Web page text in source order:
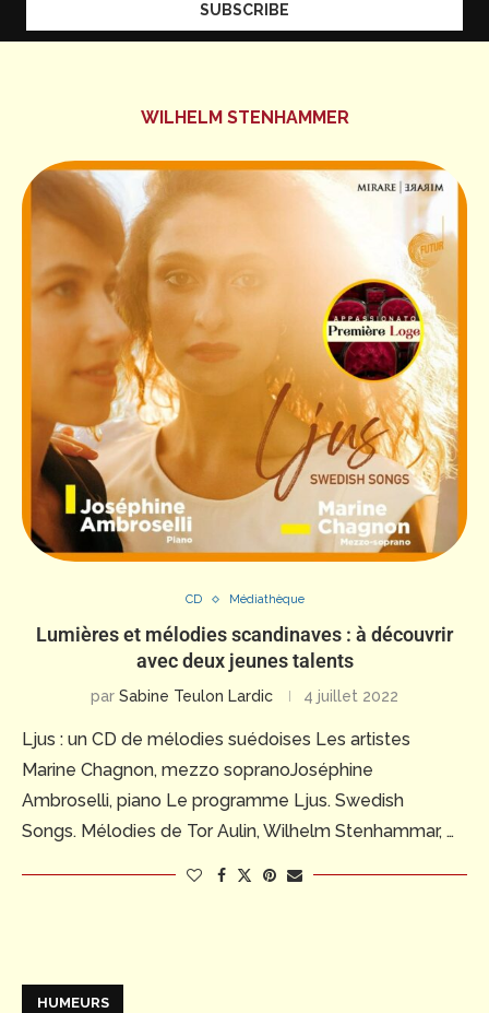
WILHELM STENHAMMER
CD Médiathèque
Lumières et mélodies scandinaves : à découvrir
avec deux jeunes talents
par Sabine Teulon Lardic 4 juillet 2022
Ljus : un CD de mélodies suédoises Les artistes
Marine Chagnon, mezzo sopranoJoséphine
Ambroselli, piano Le programme Ljus. Swedish
Songs. Mélodies de Tor Aulin, Wilhelm Stenhammar, …
HUMEURS